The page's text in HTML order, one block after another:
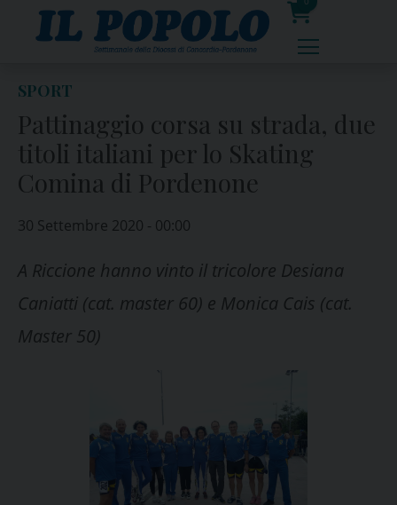
0
prodotti
SPORT
Pattinaggio corsa su strada, due
titoli italiani per lo Skating
Comina di Pordenone
30 Settembre 2020 - 00:00
A Riccione hanno vinto il tricolore Desiana
Caniatti (cat. master 60) e Monica Cais (cat.
Master 50)